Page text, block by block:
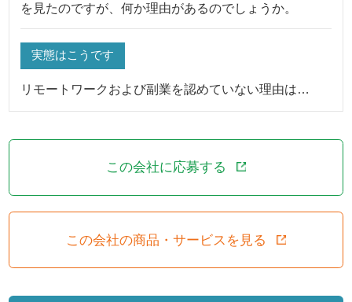
を見たのですが、何か理由があるのでしょうか。
実態はこうです
リモートワークおよび副業を認めていない理由は…
この会社に応募する
この会社の商品・サービスを見る